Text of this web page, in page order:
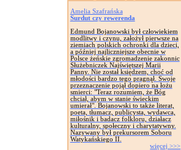
Amelia Szafrańska
Surdut czy rewerenda
Edmund Bojanowski był człowiekiem
modlitwy i czynu, założył pierwsze na
ziemiach polskich ochronki dla dzieci,
a później najliczniejsze obecnie w
Polsce żeńskie zgromadzenie zakonnic
Służebniczek Najświętszej Marii
Panny. Nie został księdzem, choć od
młodości bardzo tego pragnął. Swoje
przeznaczenie pojął dopiero na łożu
smierci: "Teraz rozumiem, że Bóg
chciał, abym w stanie świeckim
umierał". Bojanowski to także literat,
poeta, tłumacz, publicysta, wydawca,
miłośnik i badacz folkloru, działacz
kulturalny, społeczny i charytatywny.
Nazywany był prekursorem Soboru
Watykańskiego II.
więcej >>>